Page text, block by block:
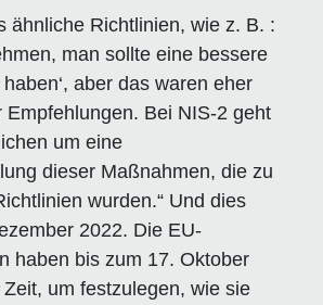
ähnliche Richtlinien, wie z. B. :
man sollte eine bessere
aber das waren eher
Empfehlungen. Bei NIS-2 geht
um eine
dieser Maßnahmen, die zu
wurden.“ Und dies
2022. Die EU-
haben bis zum 17. Oktober
um festzulegen, wie sie